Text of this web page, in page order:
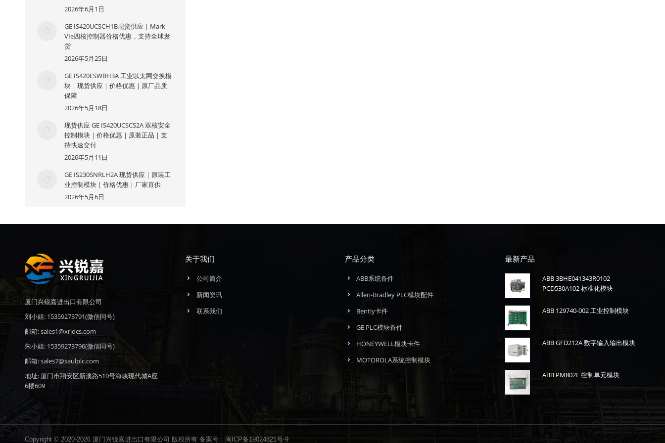
2026年6月1日
GE IS420UCSCH1B现货供应｜Mark
VIe四核控制器价格优惠，支持全球发
货
2026年5月25日
GE IS420ESWBH3A 工业以太网交换模
块｜现货供应｜价格优惠｜原厂品质
保障
2026年5月18日
现货供应 GE IS420UCSCS2A 双核安全
控制模块｜价格优惠｜原装正品｜支
持快速交付
2026年5月11日
GE IS230SNRLH2A 现货供应｜原装工
业控制模块｜价格优惠｜厂家直供
2026年5月6日
厦门兴锐嘉进出口有限公司
刘小姐: 15359273791(微信同号)
邮箱: sales1@xrjdcs.com
朱小姐: 15359273796(微信同号)
邮箱: sales7@saulplc.com
地址: 厦门市翔安区新澳路510号海峡现代城A座
6楼609
关于我们
公司简介
新闻资讯
联系我们
产品分类
ABB系统备件
Allen-Bradley PLC模块配件
Bently卡件
GE PLC模块备件
HONEYWELL模块卡件
MOTOROLA系统控制模块
最新产品
ABB 3BHE041343R0102
PCD530A102 标准化模块
ABB 129740-002 工业控制模块
ABB GFD212A 数字输入输出模块
ABB PM802F 控制单元模块
Copyright © 2020-2026 厦门兴锐嘉进出口有限公司 版权所有 备案号： 闽ICP备19024821号-9